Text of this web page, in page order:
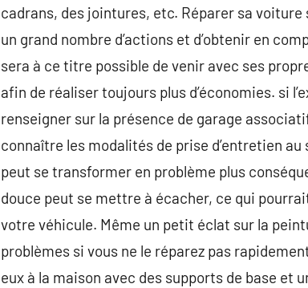
cadrans, des jointures, etc. Réparer sa voiture
un grand nombre d’actions et d’obtenir en
sera à ce titre possible de venir avec ses
afin de réaliser toujours plus d’économies. si
renseigner sur la présence de garage
connaître les modalités de prise d’entretien
peut se transformer en problème plus
douce peut se mettre à écacher, ce qui
votre véhicule. Même un petit éclat sur la
problèmes si vous ne le réparez pas
eux à la maison avec des supports de base et